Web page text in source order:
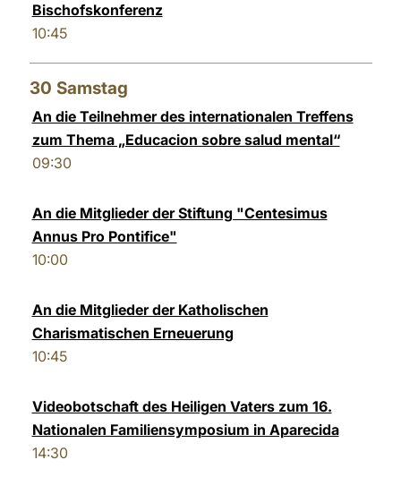
Bischofskonferenz
10:45
30 Samstag
An die Teilnehmer des internationalen Treffens
zum Thema „Educacion sobre salud mental“
09:30
An die Mitglieder der Stiftung "Centesimus
Annus Pro Pontifice"
10:00
An die Mitglieder der Katholischen
Charismatischen Erneuerung
10:45
Videobotschaft des Heiligen Vaters zum 16.
Nationalen Familiensymposium in Aparecida
14:30